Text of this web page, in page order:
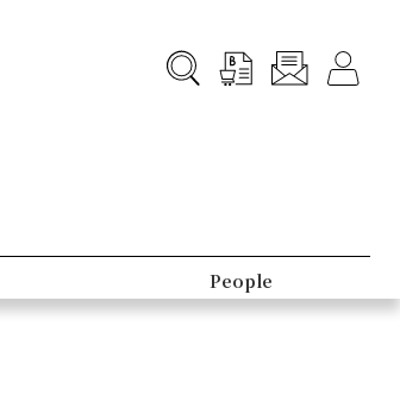
People